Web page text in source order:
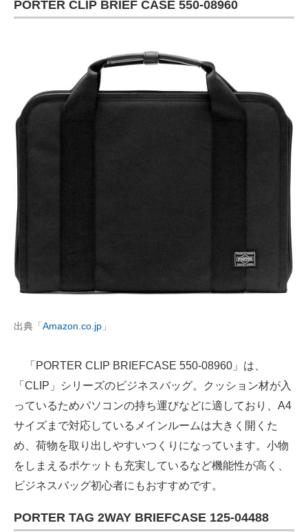
PORTER CLIP BRIEF CASE 550-08960
出典「 Amazon.co.jp 」
「PORTER CLIP BRIEFCASE 550-08960」は、
「CLIP」シリーズのビジネスバッグ。クッション材が入
っているためパソコンの持ち運びなどに適しており、A4
サイズまで対応しているメインルームは大きく開くた
め、荷物を取り出しやすいつくりになっています。小物
をしまえるポケットも充実しているなど機能性が高く、
ビジネスバッグ初心者にもおすすめです。
PORTER TAG 2WAY BRIEFCASE 125-04488